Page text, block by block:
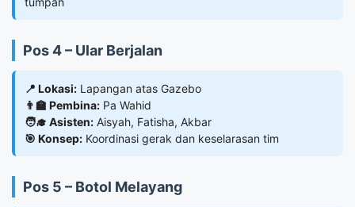
Pos 4 – Ular Berjalan
📍 Lokasi: Lapangan atas Gazebo
👨‍🏫 Pembina: Pa Wahid
🧑‍🎓 Asisten: Aisyah, Fatisha, Akbar
🎯 Konsep: Koordinasi gerak dan keselarasan tim
Pos 5 – Botol Melayang